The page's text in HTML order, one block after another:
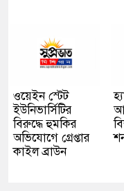
ওয়েইন স্টেট
ইউনিভার্সিটির
বিরুদ্ধে হুমকির
অভিযোগে গ্রেপ্তার
কাইল ব্রাউন